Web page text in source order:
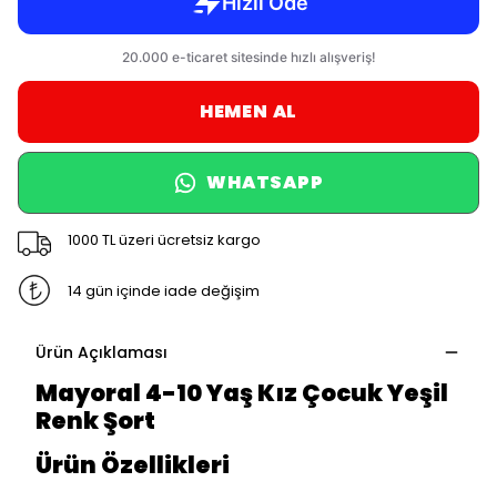
HEMEN AL
WHATSAPP
1000 TL üzeri ücretsiz kargo
14 gün içinde iade değişim
Ürün Açıklaması
Mayoral 4-10 Yaş Kız Çocuk Yeşil
Renk Şort
Ürün Özellikleri